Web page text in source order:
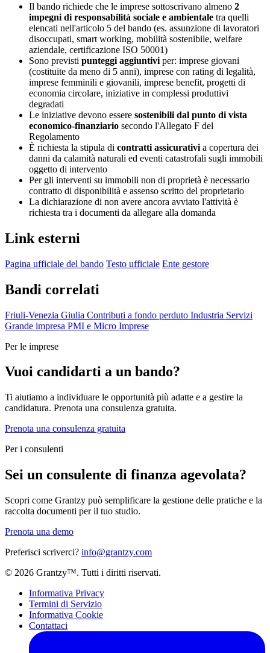
Il bando richiede che le imprese sottoscrivano almeno 2
impegni di responsabilità sociale e ambientale tra quelli
elencati nell'articolo 5 del bando (es. assunzione di lavoratori
disoccupati, smart working, mobilità sostenibile, welfare
aziendale, certificazione ISO 50001)
Sono previsti punteggi aggiuntivi per: imprese giovani
(costituite da meno di 5 anni), imprese con rating di legalità,
imprese femminili e giovanili, imprese benefit, progetti di
economia circolare, iniziative in complessi produttivi
degradati
Le iniziative devono essere sostenibili dal punto di vista
economico-finanziario secondo l'Allegato F del
Regolamento
È richiesta la stipula di contratti assicurativi a copertura dei
danni da calamità naturali ed eventi catastrofali sugli immobili
oggetto di intervento
Per gli interventi su immobili non di proprietà è necessario
contratto di disponibilità e assenso scritto del proprietario
La dichiarazione di non avere ancora avviato l'attività è
richiesta tra i documenti da allegare alla domanda
Link esterni
Pagina ufficiale del bando Testo ufficiale Ente gestore
Bandi correlati
Friuli-Venezia Giulia Contributi a fondo perduto Industria Servizi
Grande impresa PMI e Micro Imprese
Per le imprese
Vuoi candidarti a un bando?
Ti aiutiamo a individuare le opportunità più adatte e a gestire la
candidatura. Prenota una consulenza gratuita.
Prenota una consulenza gratuita
Per i consulenti
Sei un consulente di finanza agevolata?
Scopri come Grantzy può semplificare la gestione delle pratiche e la
raccolta documenti per il tuo studio.
Prenota una demo
Preferisci scriverci? info@grantzy.com
© 2026 Grantzy™. Tutti i diritti riservati.
Informativa Privacy
Termini di Servizio
Informativa Cookie
Contattaci